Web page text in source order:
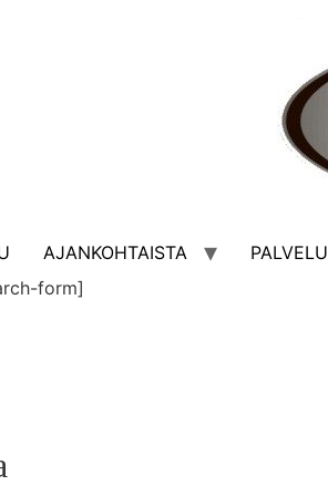
AJANKOHTAISTA
form]